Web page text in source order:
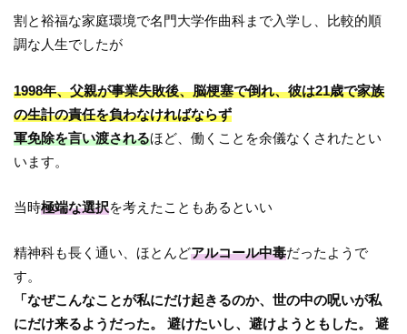
割と裕福な家庭環境で名門大学作曲科まで入学し、比較的順
調な人生でしたが
1998年、父親が事業失敗後、脳梗塞で倒れ、彼は21歳で家族
の生計の責任を負わなければならず
軍免除を言い渡されるほど、働くことを余儀なくされたとい
います。
当時極端な選択を考えたこともあるといい
精神科も長く通い、ほとんどアルコール中毒だったようで
す。
「なぜこんなことが私にだけ起きるのか、世の中の呪いが私
にだけ来るようだった。 避けたいし、避けようともした。 避